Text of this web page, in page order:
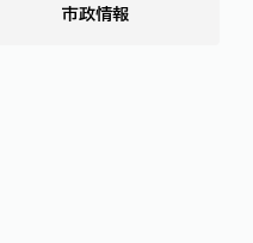
市政情報